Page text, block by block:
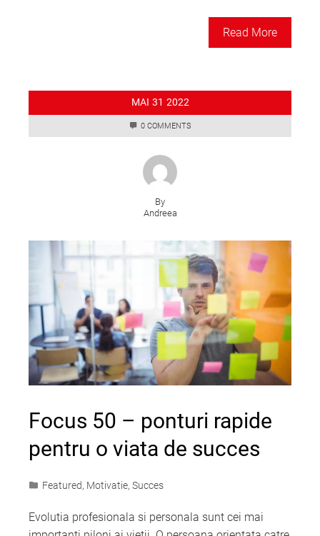
Read More
MAI 31 2022
0 COMMENTS
By
Andreea
Focus 50 – ponturi rapide
pentru o viata de succes
Featured, Motivatie, Succes
Evolutia profesionala si personala sunt cei mai